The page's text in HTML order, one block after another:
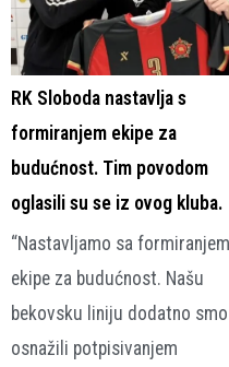
RK Sloboda nastavlja s
formiranjem ekipe za
budućnost. Tim povodom
oglasili su se iz ovog kluba.
“Nastavljamo sa formiranjem
ekipe za budućnost. Našu
bekovsku liniju dodatno smo
osnažili potpisivanjem